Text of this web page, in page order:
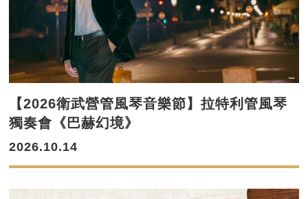
【2026衛武營管風琴音樂節】拉特利管風琴
獨奏會《巴赫幻境》
2026.10.14